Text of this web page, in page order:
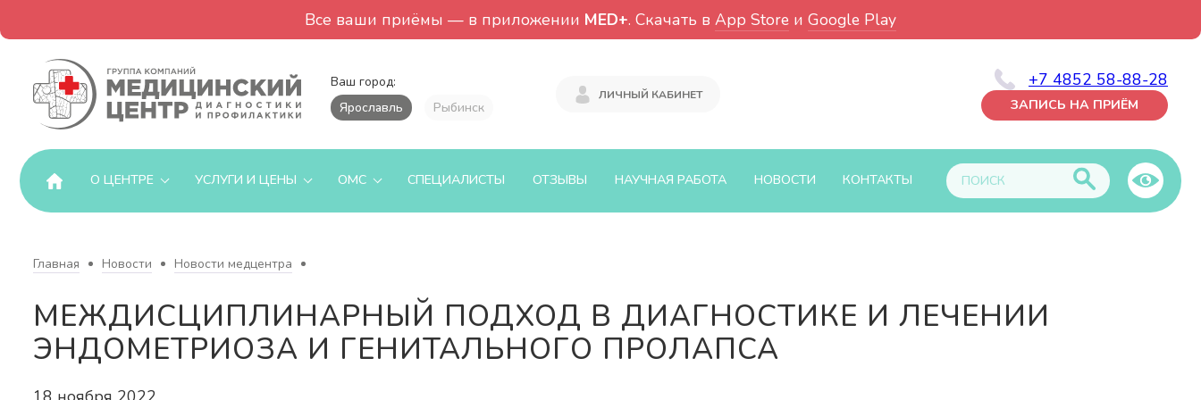
Все ваши приёмы — в приложении MED+. Скачать в App Store и Google Play
Ваш город:
Ярославль
Рыбинск
ЛИЧНЫЙ КАБИНЕТ
+7 4852 58-88-28
ЗАПИСЬ НА ПРИЁМ
О ЦЕНТРЕ УСЛУГИ И ЦЕНЫ ОМС СПЕЦИАЛИСТЫ ОТЗЫВЫ НАУЧНАЯ РАБОТА НОВОСТИ КОНТАКТЫ
Главная Новости Новости медцентра
МЕЖДИСЦИПЛИНАРНЫЙ ПОДХОД В ДИАГНОСТИКЕ И ЛЕЧЕНИИ
ЭНДОМЕТРИОЗА И ГЕНИТАЛЬНОГО ПРОЛАПСА